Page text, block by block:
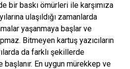
bir baskı ömürleri ile karşımıza
ulaşıldığı zamanlarda
yaşanmaya başlar ve
Bitmeyen kartuş yazıcıların
da farklı şekillerde
En uygun mürekkep ve